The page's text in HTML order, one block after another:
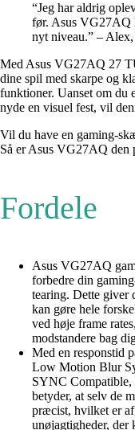
“Jeg har aldrig
før. Asus VG27AQ
nyt niveau.” –
Med Asus VG27AQ 27
dine spil med skarpe og
funktioner. Uanset om du
nyde en visuel fest, vil
Vil du have en gaming-
Så er Asus VG27AQ den
Fordele
Asus VG27AQ
forbedre din
tearing. Dette giver
kan gøre hele
ved høje frame
modstandere bag
Med en responstid
Low Motion Blur
SYNC Compatible,
betyder, at selv de
præcist, hvilket er
unøjagtigheder, der